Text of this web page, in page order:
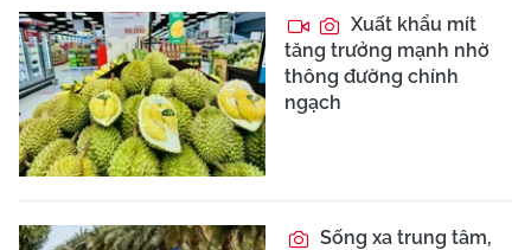
Xuất khẩu mít
tăng trưởng mạnh nhờ
thông đường chính
ngạch
Sống xa trung tâm,